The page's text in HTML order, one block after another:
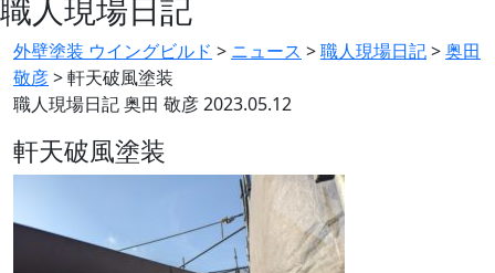
職人現場日記
外壁塗装 ウイングビルド > ニュース >職人現場日記>奥田
敬彦>軒天破風塗装
職人現場日記奥田 敬彦2023.05.12
軒天破風塗装